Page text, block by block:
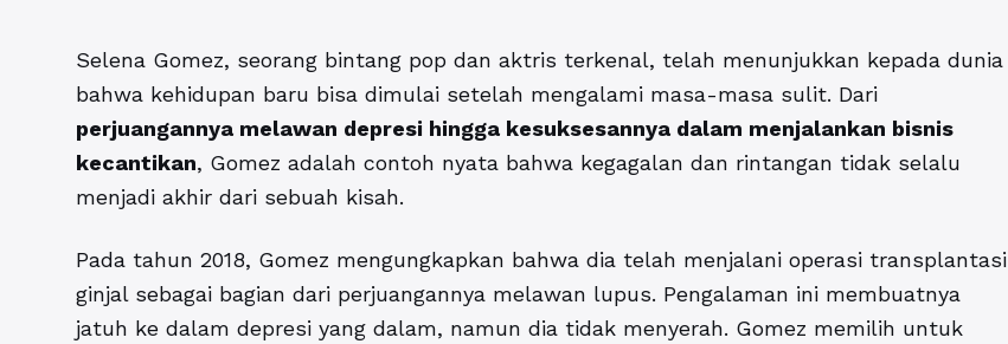
Selena Gomez, seorang bintang pop dan aktris terkenal, telah menunjukkan kepada dunia
bahwa kehidupan baru bisa dimulai setelah mengalami masa-masa sulit. Dari
perjuangannya melawan depresi hingga kesuksesannya dalam menjalankan bisnis
kecantikan, Gomez adalah contoh nyata bahwa kegagalan dan rintangan tidak selalu
menjadi akhir dari sebuah kisah.
Pada tahun 2018, Gomez mengungkapkan bahwa dia telah menjalani operasi transplantasi
ginjal sebagai bagian dari perjuangannya melawan lupus. Pengalaman ini membuatnya
jatuh ke dalam depresi yang dalam, namun dia tidak menyerah. Gomez memilih untuk